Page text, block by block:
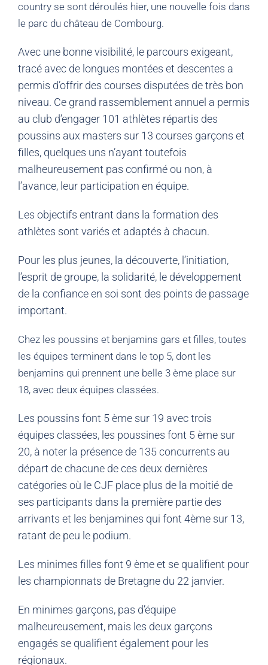
country se sont déroulés hier, une nouvelle fois dans
le parc du château de Combourg.
Avec une bonne visibilité, le parcours exigeant,
tracé avec de longues montées et descentes a
permis d’offrir des courses disputées de très bon
niveau. Ce grand rassemblement annuel a permis
au club d’engager 101 athlètes répartis des
poussins aux masters sur 13 courses garçons et
filles, quelques uns n’ayant toutefois
malheureusement pas confirmé ou non, à
l’avance, leur participation en équipe.
Les objectifs entrant dans la formation des
athlètes sont variés et adaptés à chacun.
Pour les plus jeunes, la découverte, l’initiation,
l’esprit de groupe, la solidarité, le développement
de la confiance en soi sont des points de passage
important.
Chez les poussins et benjamins gars et filles, toutes
les équipes terminent dans le top 5, dont les
benjamins qui prennent une belle 3 ème place sur
18, avec deux équipes classées.
Les poussins font 5 ème sur 19 avec trois
équipes classées, les poussines font 5 ème sur
20, à noter la présence de 135 concurrents au
départ de chacune de ces deux dernières
catégories où le CJF place plus de la moitié de
ses participants dans la première partie des
arrivants et les benjamines qui font 4ème sur 13,
ratant de peu le podium.
Les minimes filles font 9 ème et se qualifient pour
les championnats de Bretagne du 22 janvier.
En minimes garçons, pas d’équipe
malheureusement, mais les deux garçons
engagés se qualifient également pour les
régionaux.